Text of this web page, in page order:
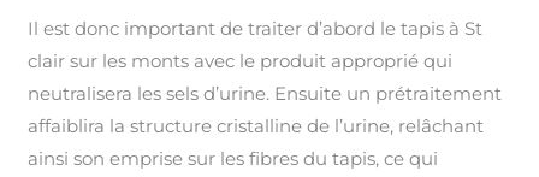
Il est donc important de traiter d’abord le tapis à St
clair sur les monts avec le produit approprié qui
neutralisera les sels d’urine. Ensuite un prétraitement
affaiblira la structure cristalline de l’urine, relâchant
ainsi son emprise sur les fibres du tapis, ce qui